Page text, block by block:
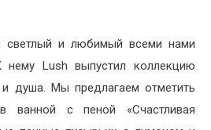
светлый и любимый всеми нами
Lush выпустил коллекцию
душа. Мы предлагаем отметить
ванной с пеной «Счастливая